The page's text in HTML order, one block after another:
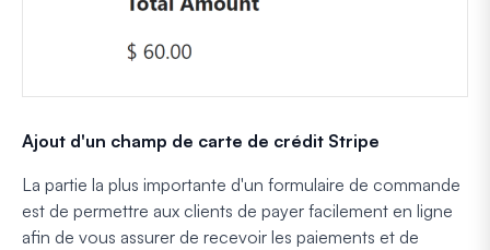
Ajout d'un champ de carte de crédit Stripe
La partie la plus importante d'un formulaire de commande
est de permettre aux clients de payer facilement en ligne
afin de vous assurer de recevoir les paiements et de